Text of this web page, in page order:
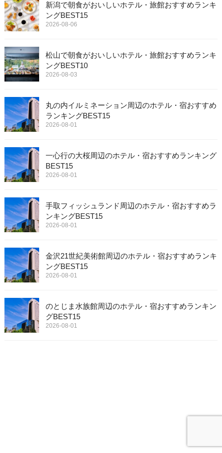
新潟で朝食がおいしいホテル・旅館おすすめランキ
ングBEST15
2026-08-06
松山で朝食がおいしいホテル・旅館おすすめランキ
ングBEST10
2026-08-03
丸の内イルミネーション周辺のホテル・宿おすすめ
ランキングBEST15
2026-08-01
一心行の大桜周辺のホテル・宿おすすめランキング
BEST15
2026-08-01
手取フィッシュランド周辺のホテル・宿おすすめラ
ンキングBEST15
2026-08-01
金沢21世紀美術館周辺のホテル・宿おすすめランキ
ングBEST15
2026-08-01
のとじま水族館周辺のホテル・宿おすすめランキン
グBEST15
2026-08-01